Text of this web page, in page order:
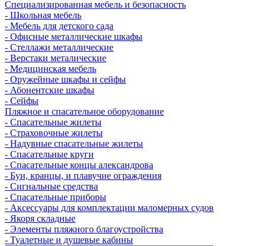
Cпециализированная мебель и безопасность
- Школьная мебель
- Мебель для детского сада
- Офисные металлические шкафы
- Стеллажи металлические
- Верстаки металические
- Медицинская мебель
- Оружейные шкафы и сейфы
- Абонентские шкафы
- Сейфы
Пляжное и спасательное оборудование
- Спасательные жилеты
- Страховочные жилеты
- Надувные спасательные жилеты
- Спасательные круги
- Спасательные концы александрова
- Буи, кранцы, и плавучие ограждения
- Сигнальные средства
- Спасательные приборы
- Аксессуары для комплектации маломерных судов
- Якоря складные
- Элементы пляжного благоустройства
- Туалетные и душевые кабины